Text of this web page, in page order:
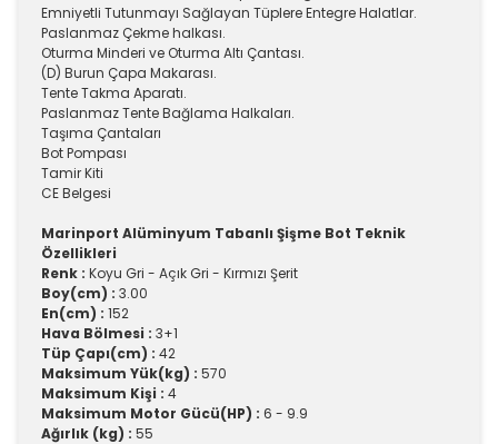
Emniyetli Tutunmayı Sağlayan Tüplere Entegre Halatlar.
Paslanmaz Çekme halkası.
Oturma Minderi ve Oturma Altı Çantası.
(D) Burun Çapa Makarası.
Tente Takma Aparatı.
Paslanmaz Tente Bağlama Halkaları.
Taşıma Çantaları
Bot Pompası
Tamir Kiti
CE Belgesi
Marinport Alüminyum Tabanlı Şişme Bot Teknik
Özellikleri
Renk : Koyu Gri - Açık Gri - Kırmızı Şerit
Boy(cm) : 3.00
En(cm) : 152
Hava Bölmesi : 3+1
Tüp Çapı(cm) : 42
Maksimum Yük(kg) : 570
Maksimum Kişi : 4
Maksimum Motor Gücü(HP) : 6 - 9.9
Ağırlık (kg) : 55